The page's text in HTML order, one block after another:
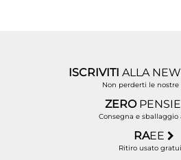
ISCRIVITI ALLA
Non perderti le nostre
ZERO
Consegna e sballaggio
RAEE
Ritiro usato